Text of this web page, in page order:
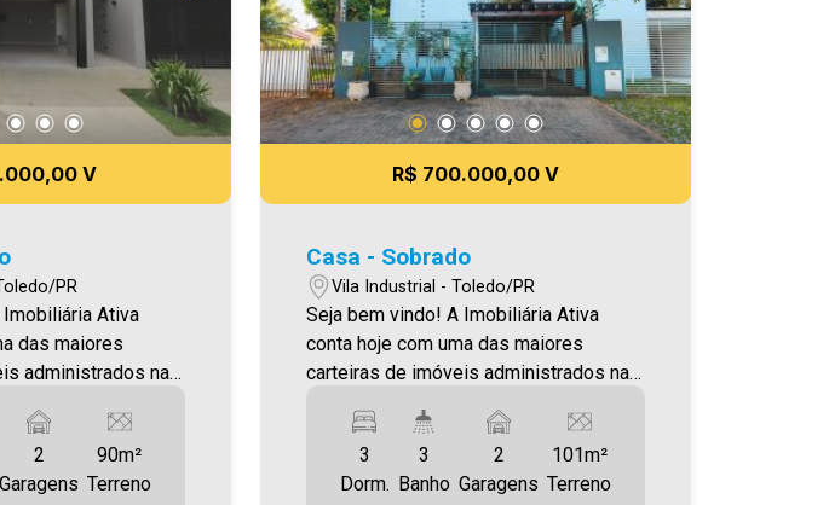
V
PR
das maiores
administrados na
uma de nossas
aqui
todavia,
2
Garagens
90m²
Terreno
R$ 700.000,00 V
Casa - Sobrado
Vila Industrial - Toledo/PR
Seja bem vindo! A Imobiliária Ativa
conta hoje com uma das maiores
carteiras de imóveis administrados na
venda. Confira mais uma de nossas
opções! Sobrado Localizado na Vila
Industrial. Por R$700.000,00 Locação:
3
Dorm.
3
Banho
2
Garagens
101m²
Terreno